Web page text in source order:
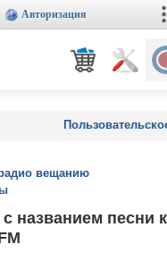
Авторизация
вещанию
названием песни